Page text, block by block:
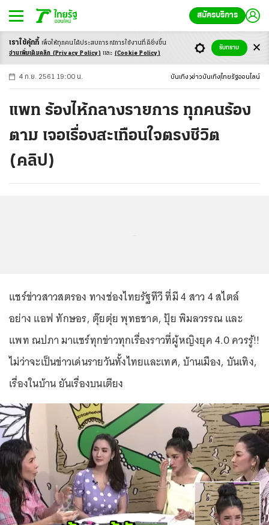
สมัครบริการ
-ก ก ก+
4 ก.ย. 2561 19:00 น. บันเทิง ข่าวบันเทิง ไทยรัฐออนไลน์
แพท ร้องไห้กลางรายการ ทุกคนร้อง
ตาม เจอเรื่องสะเทือนใจตรงชีวิต
(คลิป)
แชร์ข่าวสาวสตรอง ทางช่องไทยรัฐทีวี ที่มี 4 สาว 4 สไตล์
อย่าง แอฟ ทักษอร, ตุ๊ยตุ่ย พุทธชาด, ปุ้ย พิมลวรรณ และ
แพท ณปภา มาแชร์ทุกข่าวทุกเรื่องราวที่ผู้หญิงยุค 4.0 ควรรู้!!
ไม่ว่าจะเป็นข่าวเด่นรายวันทั้งไทยและเทศ, บ้านเมือง, บันเทิง,
เรื่องในบ้าน ยันเรื่องบนเตียง
เราใช้คุ้กกี้ เพื่อให้ทุกคนได้ประสบการณ์การใช้งานที่ดียิ่งขึ้น
อ่านเพิ่มเติมคลิก (Privacy Policy) และ (Cookie Policy)
รับทราบ